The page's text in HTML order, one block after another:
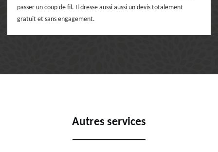
passer un coup de fil. Il dresse aussi aussi un devis totalement
gratuit et sans engagement.
Autres services